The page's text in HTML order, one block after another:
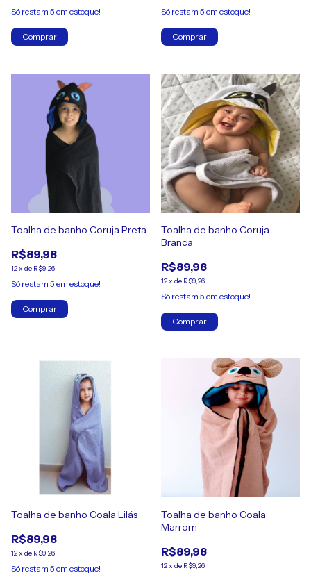
Só restam 5 em estoque!
Comprar
Só restam 5 em estoque!
Comprar
Toalha de banho Coruja Preta
R$89,98
12x de R$9,26
Só restam 5 em estoque!
Comprar
Toalha de banho Coruja
Branca
R$89,98
12x de R$9,26
Só restam 5 em estoque!
Comprar
Toalha de banho Coala Lilás
R$89,98
12x de R$9,26
Só restam 5 em estoque!
Toalha de banho Coala
Marrom
R$89,98
12x de R$9,26